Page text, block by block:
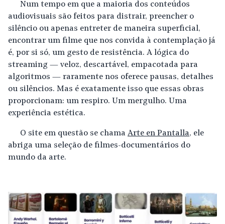
Num tempo em que a maioria dos conteúdos
audiovisuais são feitos para distrair, preencher o
silêncio ou apenas entreter de maneira superficial,
encontrar um filme que nos convida à contemplação já
é, por si só, um gesto de resistência. A lógica do
streaming — veloz, descartável, empacotada para
algoritmos — raramente nos oferece pausas, detalhes
ou silêncios. Mas é exatamente isso que essas obras
proporcionam: um respiro. Um mergulho. Uma
experiência estética.
O site em questão se chama Arte en Pantalla, ele
abriga uma seleção de filmes-documentários do
mundo da arte.